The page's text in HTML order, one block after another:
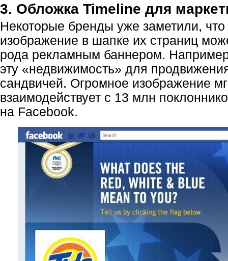
3. Обложка Timeline для
Некоторые бренды уже заметили,
изображение в шапке их страниц
рода рекламным баннером.
эту «недвижимость» для
сандвичей. Огромное изображение
взаимодействует с 13 млн
на Facebook.